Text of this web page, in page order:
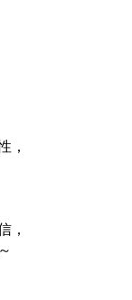
，
，